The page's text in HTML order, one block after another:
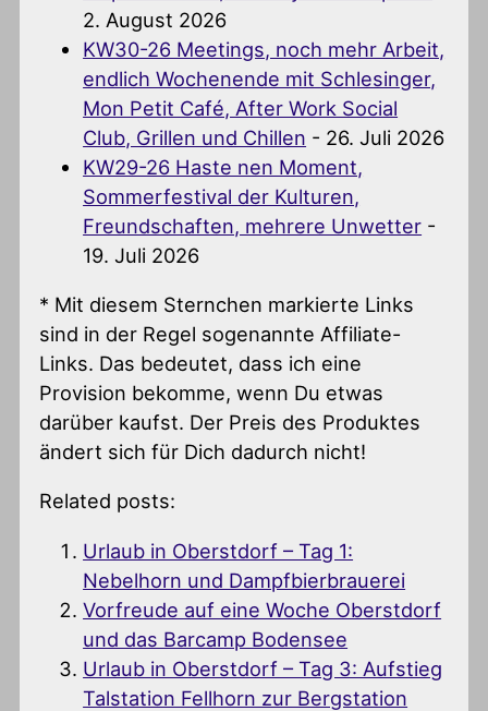
2. August 2026
KW30-26 Meetings, noch mehr Arbeit,
endlich Wochenende mit Schlesinger,
Mon Petit Café, After Work Social
Club, Grillen und Chillen - 26. Juli 2026
KW29-26 Haste nen Moment,
Sommerfestival der Kulturen,
Freundschaften, mehrere Unwetter -
19. Juli 2026
* Mit diesem Sternchen markierte Links
sind in der Regel sogenannte Affiliate-
Links. Das bedeutet, dass ich eine
Provision bekomme, wenn Du etwas
darüber kaufst. Der Preis des Produktes
ändert sich für Dich dadurch nicht!
Related posts:
Urlaub in Oberstdorf – Tag 1:
Nebelhorn und Dampfbierbrauerei
Vorfreude auf eine Woche Oberstdorf
und das Barcamp Bodensee
Urlaub in Oberstdorf – Tag 3: Aufstieg
Talstation Fellhorn zur Bergstation